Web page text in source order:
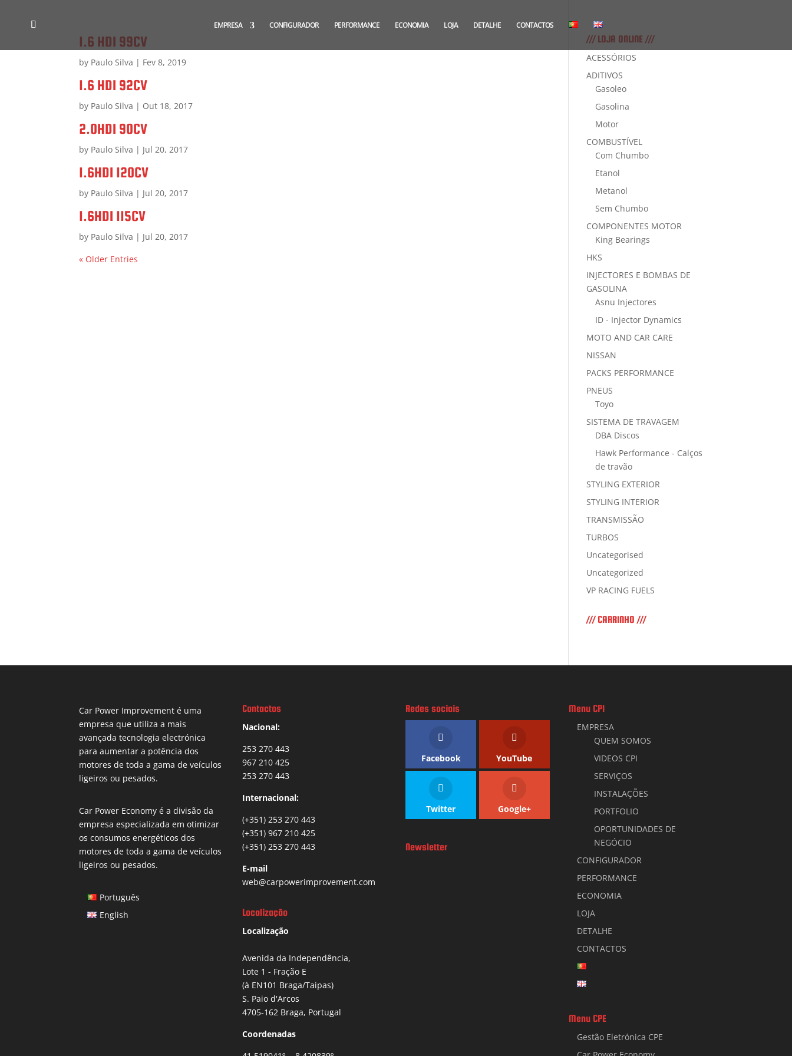
EMPRESA CONFIGURADOR PERFORMANCE ECONOMIA LOJA DETALHE CONTACTOS
1.6 HDI 99CV
by Paulo Silva | Fev 8, 2019
1.6 HDI 92CV
by Paulo Silva | Out 18, 2017
2.0HDI 90CV
by Paulo Silva | Jul 20, 2017
1.6HDI 120CV
by Paulo Silva | Jul 20, 2017
1.6HDI 115CV
by Paulo Silva | Jul 20, 2017
« Older Entries
/// LOJA ONLINE ///
ACESSÓRIOS
ADITIVOS
Gasoleo
Gasolina
Motor
COMBUSTÍVEL
Com Chumbo
Etanol
Metanol
Sem Chumbo
COMPONENTES MOTOR
King Bearings
HKS
INJECTORES E BOMBAS DE
GASOLINA
Asnu Injectores
ID - Injector Dynamics
MOTO AND CAR CARE
NISSAN
PACKS PERFORMANCE
PNEUS
Toyo
SISTEMA DE TRAVAGEM
DBA Discos
Hawk Performance - Calços
de travão
STYLING EXTERIOR
STYLING INTERIOR
TRANSMISSÃO
TURBOS
Uncategorised
Uncategorized
VP RACING FUELS
/// CARRINHO ///
Car Power Improvement é uma
empresa que utiliza a mais
avançada tecnologia electrónica
para aumentar a potência dos
motores de toda a gama de veículos
ligeiros ou pesados.
Car Power Economy é a divisão da
empresa especializada em otimizar
os consumos energéticos dos
motores de toda a gama de veículos
ligeiros ou pesados.
Português
English
Contactos
Nacional:
253 270 443
967 210 425
253 270 443
Internacional:
(+351) 253 270 443
(+351) 967 210 425
(+351) 253 270 443
E-mail
web@carpowerimprovement.com
Localização
Localização
Avenida da Independência,
Lote 1 - Fração E
(à EN101 Braga/Taipas)
S. Paio d'Arcos
4705-162 Braga, Portugal
Coordenadas
Redes sociais
Facebook YouTube
Twitter Google+
Newsletter
Menu CPI
EMPRESA
QUEM SOMOS
VIDEOS CPI
SERVIÇOS
INSTALAÇÕES
PORTFOLIO
OPORTUNIDADES DE
NEGÓCIO
CONFIGURADOR
PERFORMANCE
ECONOMIA
LOJA
DETALHE
CONTACTOS
Menu CPE
Gestão Eletrónica CPE